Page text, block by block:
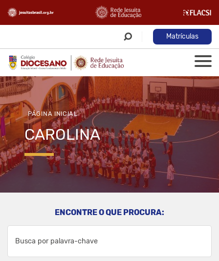
Matrículas
PÁGINA INICIAL
CAROLINA
ENCONTRE O QUE PROCURA: